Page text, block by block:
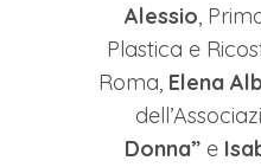
Alessio,
Plastica e
Roma, Elena
Donna”e